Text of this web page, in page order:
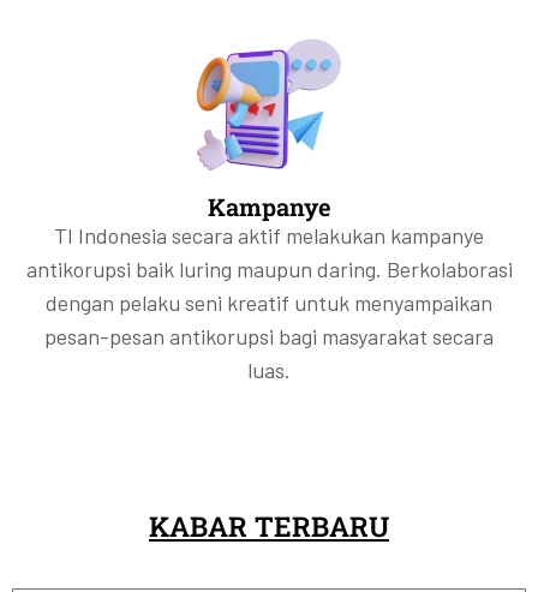
Kampanye
TI Indonesia secara aktif melakukan kampanye
antikorupsi baik luring maupun daring. Berkolaborasi
dengan pelaku seni kreatif untuk menyampaikan
pesan-pesan antikorupsi bagi masyarakat secara
luas.
KABAR TERBARU